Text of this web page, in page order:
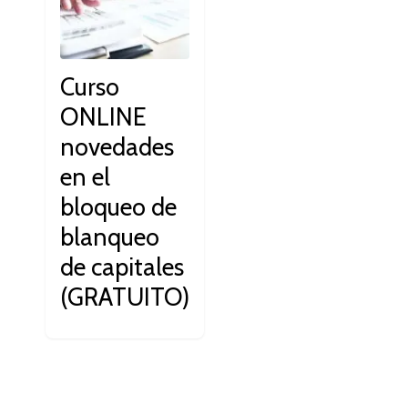
Curso
ONLINE
novedades
en el
bloqueo de
blanqueo
de capitales
(GRATUITO)